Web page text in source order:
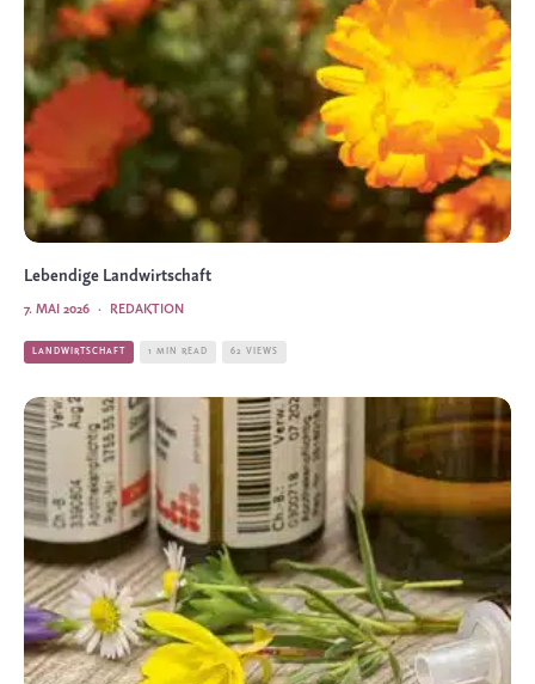
Lebendige Landwirtschaft
REDAKTION
·
7. MAI 2026
LANDWIRTSCHAFT 1 MIN READ 62 VIEWS